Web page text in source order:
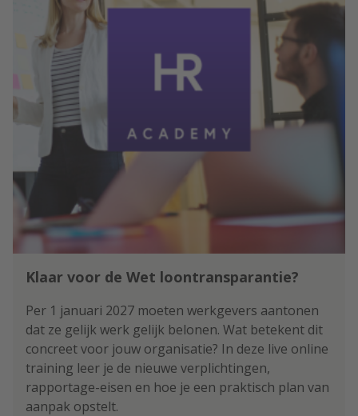
betekent dit voor werkgevers?
Klaar voor de Wet loontransparantie?
Per 1 januari 2027 moeten werkgevers aantonen
dat ze gelijk werk gelijk belonen. Wat betekent dit
concreet voor jouw organisatie? In deze live online
training leer je de nieuwe verplichtingen,
rapportage-eisen en hoe je een praktisch plan van
aanpak opstelt.